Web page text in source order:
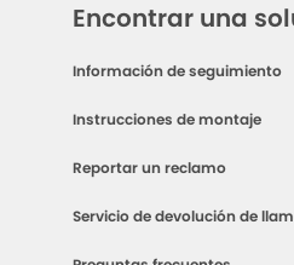
Encontrar una
Información de seguimiento
Instrucciones de montaje
Reportar un reclamo
Servicio de devolución de